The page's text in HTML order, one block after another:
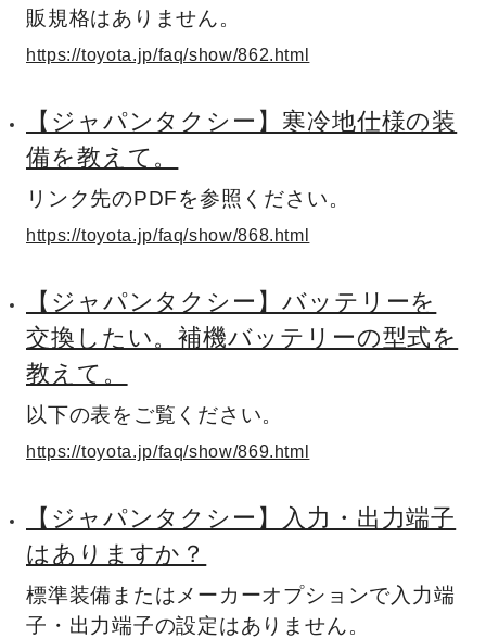
販規格はありません。
https://toyota.jp/faq/show/862.html
【ジャパンタクシー】寒冷地仕様の装
備を教えて。
リンク先のPDFを参照ください。
https://toyota.jp/faq/show/868.html
【ジャパンタクシー】バッテリーを
交換したい。補機バッテリーの型式を
教えて。
以下の表をご覧ください。
https://toyota.jp/faq/show/869.html
【ジャパンタクシー】入力・出力端子
はありますか？
標準装備またはメーカーオプションで入力端
子・出力端子の設定はありません。